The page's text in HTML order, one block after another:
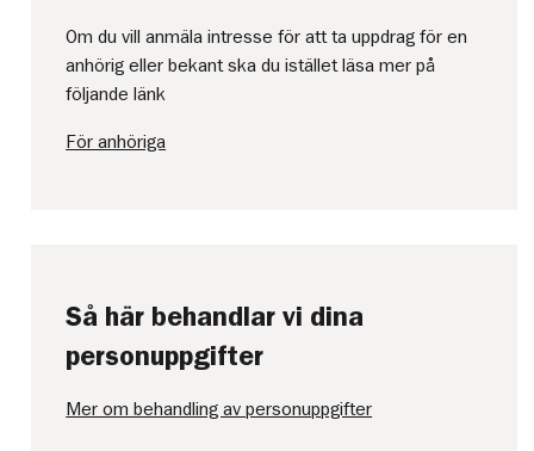
Om du vill anmäla intresse för att ta uppdrag för en
anhörig eller bekant ska du istället läsa mer på
följande länk
För anhöriga
Så här behandlar vi dina
personuppgifter
Mer om behandling av personuppgifter